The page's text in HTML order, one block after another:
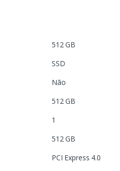
512 GB
SSD
Não
512 GB
1
512 GB
PCI Express 4.0